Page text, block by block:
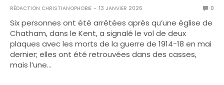
RÉDACTION CHRISTIANOPHOBIE 13 JANVIER 2026 0
Six personnes ont été arrêtées après qu’une église de
Chatham, dans le Kent, a signalé le vol de deux
plaques avec les morts de la guerre de 1914-18 en mai
dernier; elles ont été retrouvées dans des casses,
mais l’une…